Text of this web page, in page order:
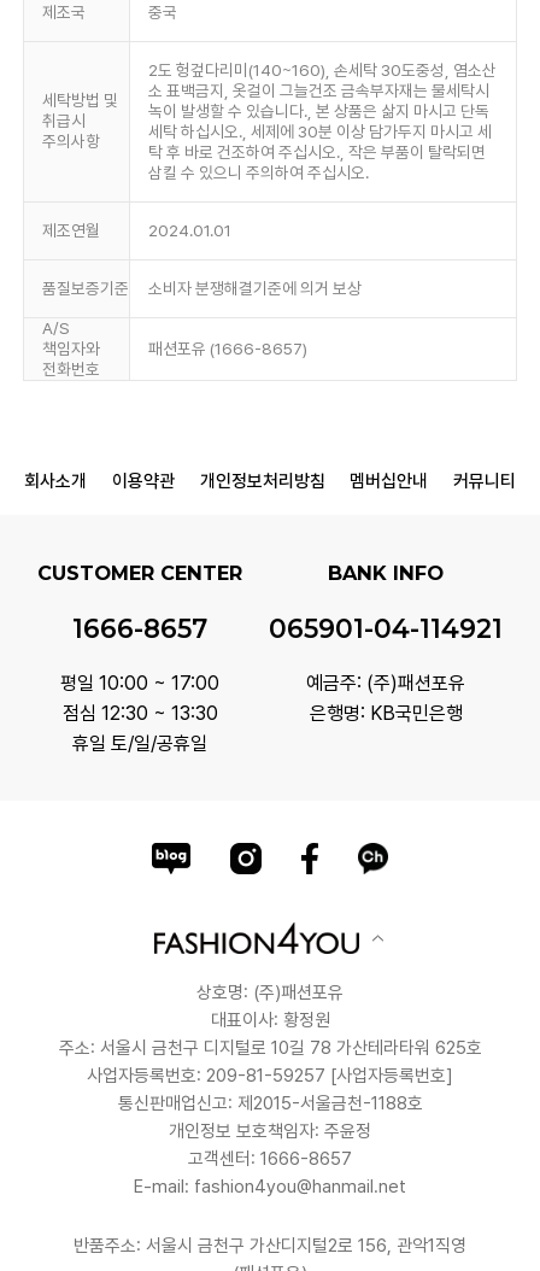
제조국 중국
세탁방법 및
취급시
주의사항
2도 헝겊다리미(140~160), 손세탁 30도중성, 염소산
소 표백금지, 옷걸이 그늘건조 금속부자재는 물세탁시
녹이 발생할 수 있습니다., 본 상품은 삶지 마시고 단독
세탁 하십시오., 세제에 30분 이상 담가두지 마시고 세
탁 후 바로 건조하여 주십시오., 작은 부품이 탈락되면
삼킬 수 있으니 주의하여 주십시오.
제조연월 2024.01.01
품질보증기준 소비자 분쟁해결기준에 의거 보상
A/S
책임자와
전화번호
패션포유 (1666-8657)
회사소개 이용약관 개인정보처리방침 멤버십안내 커뮤니티
CUSTOMER CENTER
1666-8657
평일 10:00 ~ 17:00
점심 12:30 ~ 13:30
휴일 토/일/공휴일
BANK INFO
065901-04-114921
예금주: (주)패션포유
은행명: KB국민은행
상호명: (주)패션포유
대표이사: 황정원
주소: 서울시 금천구 디지털로 10길 78 가산테라타워 625호
사업자등록번호: 209-81-59257 [사업자등록번호]
통신판매업신고: 제2015-서울금천-1188호
개인정보 보호책임자: 주윤정
고객센터: 1666-8657
E-mail: fashion4you@hanmail.net
반품주소: 서울시 금천구 가산디지털2로 156, 관악1직영